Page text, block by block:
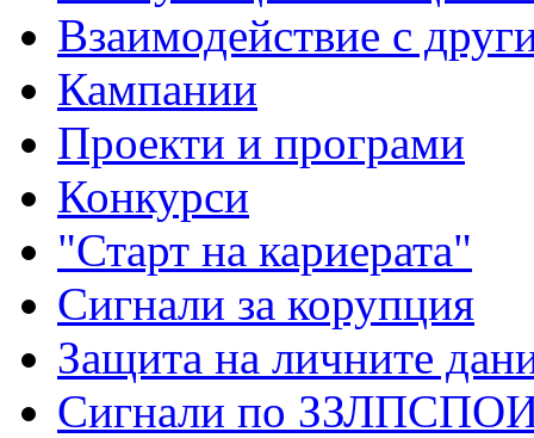
Взаимодействие с
Кампании
Проекти и програми
Конкурси
"Старт на кариерата"
Сигнали за корупция
Защита на личните
Сигнали по